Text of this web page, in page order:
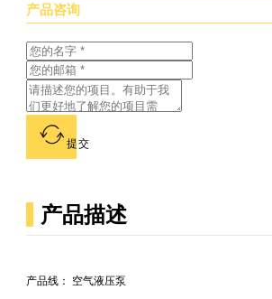
产品咨询
提交
产品描述
产品线： 空气液压泵